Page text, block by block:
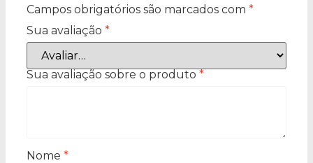
Campos obrigatórios são marcados com *
Sua avaliação *
Sua avaliação sobre o produto *
Nome *